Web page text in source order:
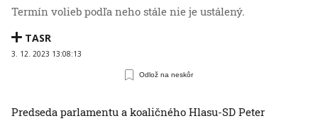
Termín volieb podľa neho stále nie je ustálený.
TASR
3. 12. 2023 13:08:13
Odlož na neskôr
Predseda parlamentu a koaličného Hlasu-SD Peter